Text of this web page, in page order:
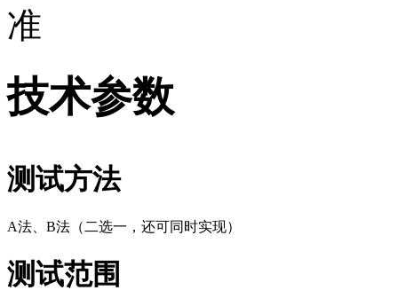
准
技术参数
测试方法
A法、B法（二选一，还可同时实现）
测试范围